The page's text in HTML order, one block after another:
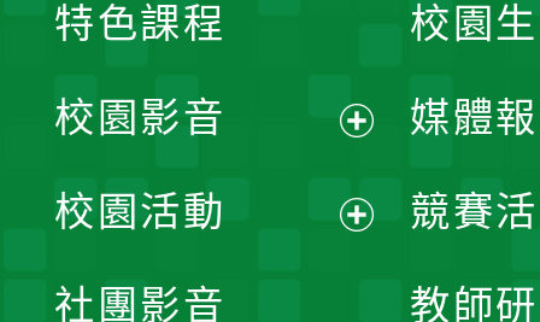
校園
媒體
競賽
教師
特色課程
校園影音
開
校園活動
社團影音